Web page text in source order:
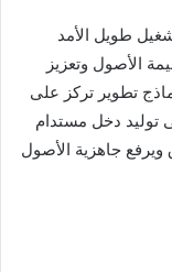
طويل الأمد
الأصول وتعزيز
تطوير تركز على
توليد دخل مستدام
ويرفع جاهزية الأصول